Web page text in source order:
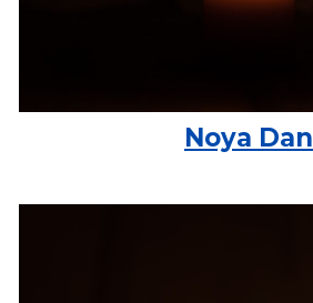
Noya Dan